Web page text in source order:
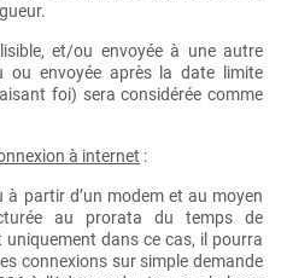
et/ou envoyée à une autre
ou envoyée après la date limite
foi) sera considérée comme
à internet :
partir d’un modem et au moyen
au prorata du temps de
uniquement dans ce cas, il pourra
connexions sur simple demande